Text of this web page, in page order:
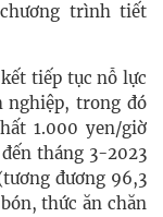
trình tiết
tiếp tục nỗ lực
nghiệp, trong đó
1.000 yen/giờ
tháng 3-2023
đương 96,3
thức ăn chăn